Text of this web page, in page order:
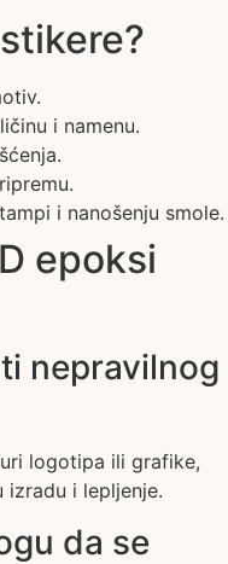
i namenu.
i nanošenju smole.
epoksi
nepravilnog
logotipa ili grafike,
izradu i lepljenje.
da se